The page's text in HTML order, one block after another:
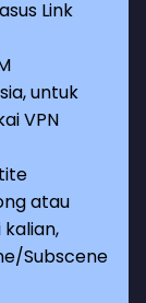
Link
untuk
VPN
atau
Subscene